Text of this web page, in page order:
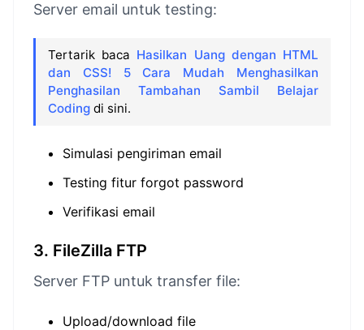
Server email untuk testing:
Tertarik baca Hasilkan Uang dengan HTML
dan CSS! 5 Cara Mudah Menghasilkan
Penghasilan Tambahan Sambil Belajar
Coding di sini.
Simulasi pengiriman email
Testing fitur forgot password
Verifikasi email
3. FileZilla FTP
Server FTP untuk transfer file:
Upload/download file